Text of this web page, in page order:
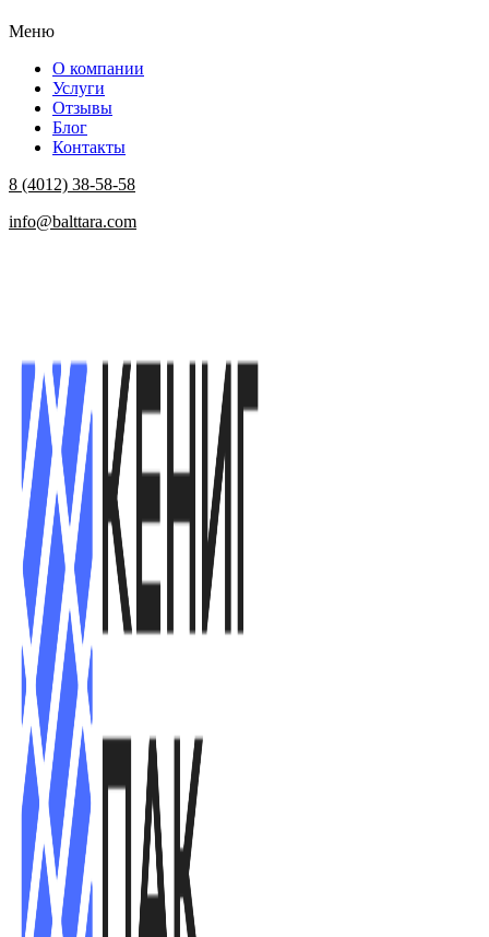
Меню
О компании
Услуги
Отзывы
Блог
Контакты
8 (4012) 38-58-58
info@balttara.com